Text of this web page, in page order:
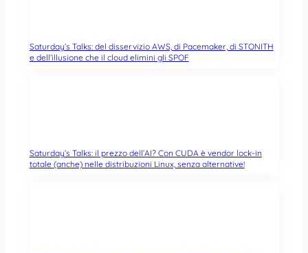
Saturday’s Talks: del disservizio AWS, di Pacemaker, di STONITH
e dell’illusione che il cloud elimini gli SPOF
Saturday’s Talks: il prezzo dell’AI? Con CUDA è vendor lock-in
totale (anche) nelle distribuzioni Linux, senza alternative!